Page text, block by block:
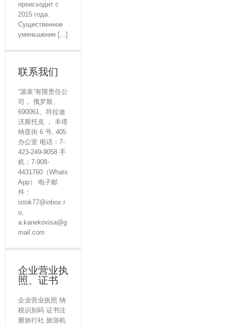
происходит с
2015 года.
Существенное
уменьшение [...]
联系我们
“源泉”有限责任公
司， 俄罗斯、
690061、符拉迪
沃斯托克 ， 丰塔
纳亚街 6 号, 405
办公室 电话：7-
423-249-9058 手
机：7-908-
4431760（Whats
App） 电子邮
件：
istok77@inbox.r
u,
a.kanekovisa@g
mail.com
企业营业执
照、证书
企业营业执照 纳
税识别码 证书注
册旅行社 旅游机